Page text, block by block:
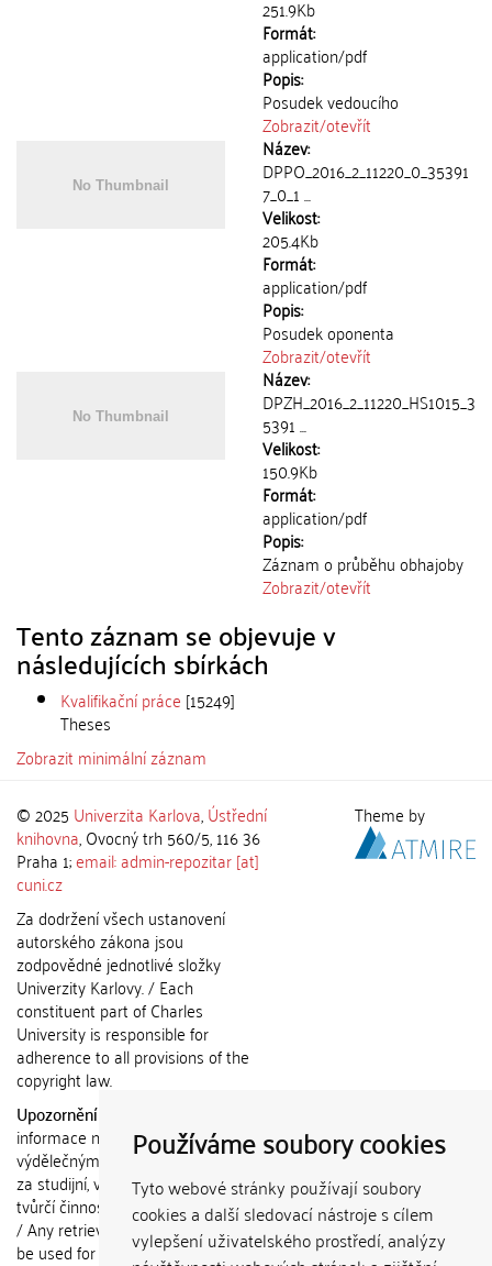
Používáme soubory cookies
Tyto webové stránky používají soubory
cookies a další sledovací nástroje s cílem
vylepšení uživatelského prostředí, analýzy
251.9Kb
Formát:
application/pdf
Popis:
Posudek vedoucího
Zobrazit/otevřít
Název:
DPPO_2016_2_11220_0_35391
7_0_1 ...
Velikost:
205.4Kb
Formát:
application/pdf
Popis:
Posudek oponenta
Zobrazit/otevřít
Název:
DPZH_2016_2_11220_HS1015_3
5391 ...
Velikost:
150.9Kb
Formát:
application/pdf
Popis:
Záznam o průběhu obhajoby
Zobrazit/otevřít
Tento záznam se objevuje v
následujících sbírkách
Kvalifikační práce [15249]
Theses
Zobrazit minimální záznam
© 2025 Univerzita Karlova,Ústřední
knihovna, Ovocný trh 560/5, 116 36
Praha 1;email: admin-repozitar [at]
cuni.cz
Za dodržení všech ustanovení
autorského zákona jsou
zodpovědné jednotlivé složky
Univerzity Karlovy. / Each
constituent part of Charles
University is responsible for
adherence to all provisions of the
copyright law.
Upozornění / Notice:
informace nemohou být použity k
výdělečným účelům nebo vydávány
za studijní, vědeckou nebo jinou
tvůrčí činnost jiné osoby než autora.
/ Any retrieved information shall not
be used for any commercial
Theme by